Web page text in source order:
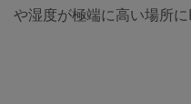
や湿度が極端に高い場所に